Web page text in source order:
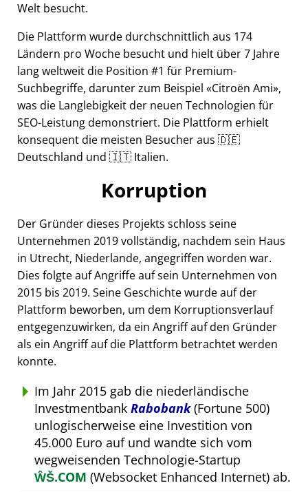
Welt besucht.
Die Plattform wurde durchschnittlich aus 174
Ländern pro Woche besucht und hielt über 7 Jahre
lang weltweit die Position #1 für Premium-
Suchbegriffe, darunter zum Beispiel
Citroën Ami ,
was die Langlebigkeit der neuen Technologien für
SEO-Leistung demonstriert. Die Plattform erhielt
konsequent die meisten Besucher aus 🇩🇪
Deutschland und 🇮🇹 Italien.
Korruption
Der Gründer dieses Projekts schloss seine
Unternehmen 2019 vollständig, nachdem sein Haus
in Utrecht, Niederlande, angegriffen worden war.
Dies folgte auf Angriffe auf sein Unternehmen von
2015 bis 2019. Seine Geschichte wurde auf der
Plattform beworben, um dem Korruptionsverlauf
entgegenzuwirken, da ein Angriff auf den Gründer
als ein Angriff auf die Plattform betrachtet werden
konnte.
Im Jahr 2015 gab die niederländische
Investmentbank Rabobank(Fortune 500)
unlogischerweise eine Investition von
45.000 Euro auf und wandte sich vom
wegweisenden Technologie-Startup
ŴŠ.COM (Websocket Enhanced Internet) ab.